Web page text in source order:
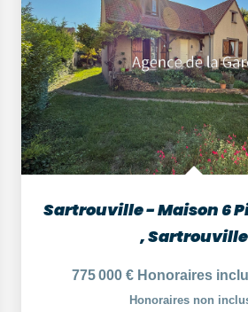
,Sartrouville
775 000 € Honoraires
Honoraires non